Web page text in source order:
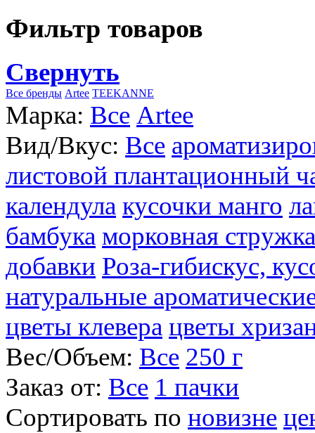
Фильтр товаров
Свернуть
Все бренды Artee TEEKANNE
Марка: Все Artee
Вид/Вкус: Все
листовой плантационный
календула кусочки манго
бамбука морковная стружка
добавки Роза-гибискус,
натуральные
цветы клевера цветы
Вес/Объем: Все 250 г
Заказ от: Все 1 пачки
Сортировать по новизне